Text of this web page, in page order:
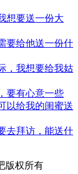
想要送一份大
要给他送一份什
，我想要给我姑
要有心意一些
以给我的闺蜜送
去拜访，能送什
版权所有